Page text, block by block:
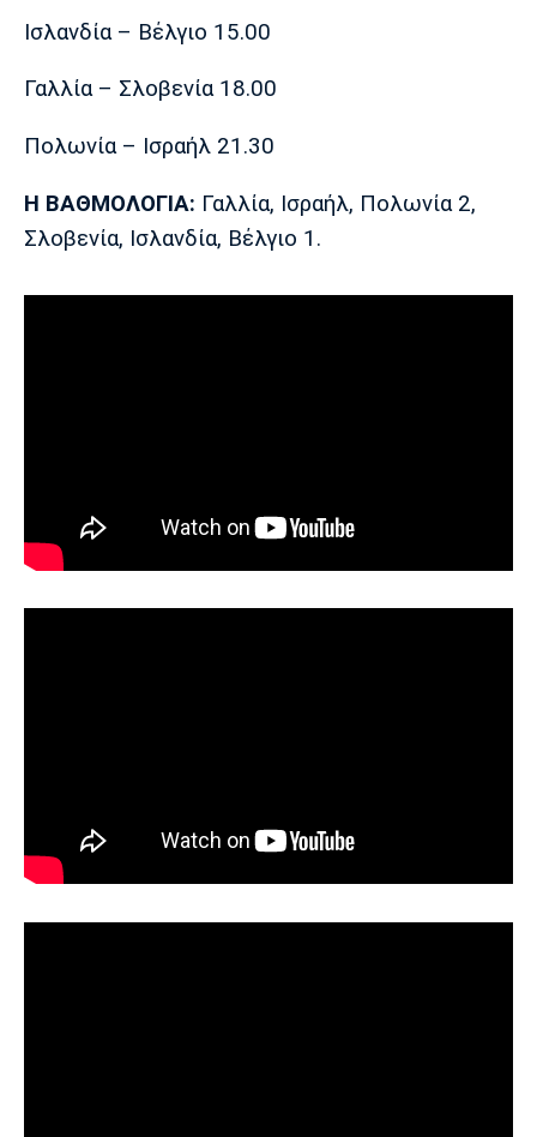
Ισλανδία – Βέλγιο 15.00
Γαλλία – Σλοβενία 18.00
Πολωνία – Ισραήλ 21.30
Η ΒΑΘΜΟΛΟΓΙΑ: Γαλλία, Ισραήλ, Πολωνία 2,
Σλοβενία, Ισλανδία, Βέλγιο 1.